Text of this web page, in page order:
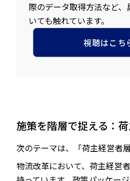
際のデータ取得方法など
いても触れています。
視聴はこち
施策を階層で捉える：
次のテーマは、「荷主経営者
物流改革において、荷主経営